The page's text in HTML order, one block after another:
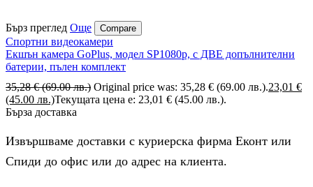
Бърз преглед Още Compare
Спортни видеокамери
Екшън камера GoPlus, модел SP1080p, с ДВЕ допълнителни
батерии, пълен комплект
35,28€ (69.00 лв.) Original price was: 35,28 € (69.00 лв.).23,01 €
(45.00 лв.)Текущата цена е: 23,01 € (45.00 лв.).
Бърза доставка
Извършваме доставки с куриерска фирма Еконт или
Спиди до офис или до адрес на клиента.